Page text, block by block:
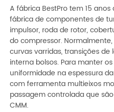
A fábrica BestPro tem 15
fábrica de componentes de
impulsor, roda de rotor,
do compressor.
curvas varridas, transições
interna bolsos. Para manter
uniformidade na espessura
com ferramenta multieixos
passagem controlada que
CMM.